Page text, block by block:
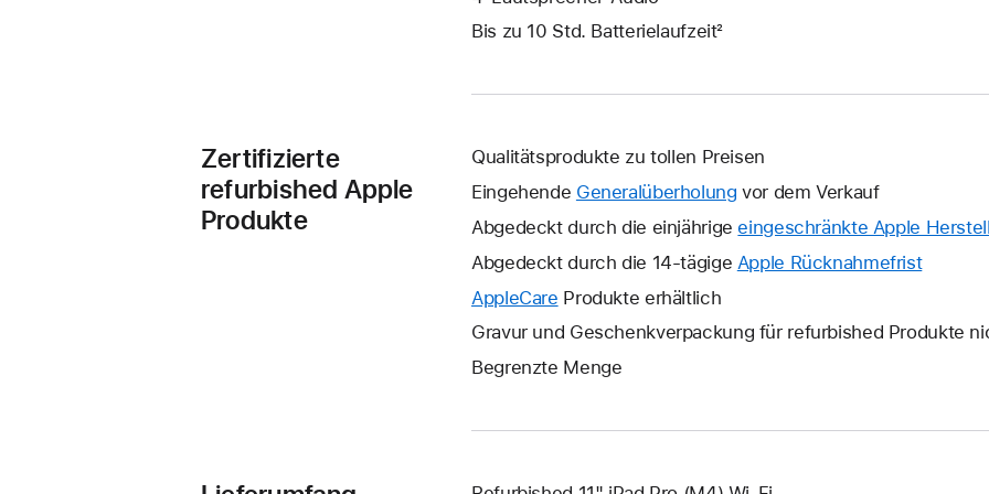
Bis zu 10 Std. Batterielaufzeit²
Zertifizierte
refurbished Apple
Produkte
Qualitätsprodukte zu tollen Preisen
Eingehende Generalüberholung vor dem Verkauf
Abgedeckt durch die einjährige eingeschränkte Apple
Abgedeckt durch die 14-tägige Apple RücknahmefristEin
wird
AppleCare Ein
neues
wird
Produkte erhältlich
Gravur und Geschenkverpackung für refurbished Produkte
Begrenzte Menge